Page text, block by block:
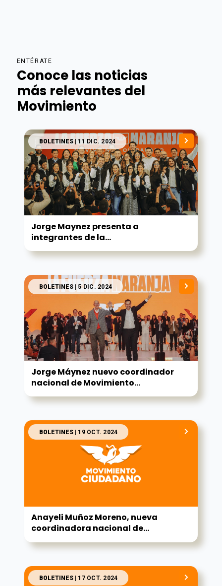
ENTÉRATE
Conoce las noticias
más relevantes del
Movimiento
BOLETINES| 11 DIC. 2024
Jorge Maynez presenta a
integrantes de la...
BOLETINES| 5 DIC. 2024
Jorge Máynez nuevo coordinador
nacional de Movimiento...
BOLETINES| 19 OCT. 2024
Anayeli Muñoz Moreno, nueva
coordinadora nacional de...
BOLETINES| 17 OCT. 2024